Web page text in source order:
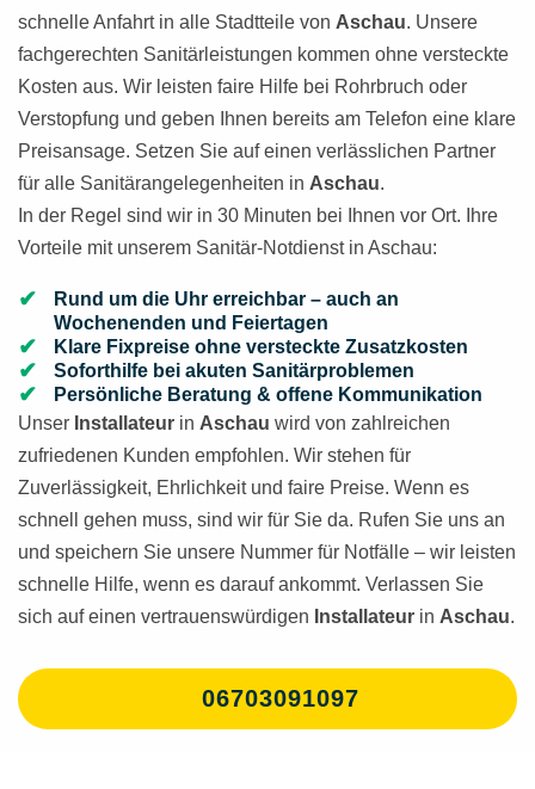
schnelle Anfahrt in alle Stadtteile von Aschau. Unsere
fachgerechten Sanitärleistungen kommen ohne versteckte
Kosten aus. Wir leisten faire Hilfe bei Rohrbruch oder
Verstopfung und geben Ihnen bereits am Telefon eine klare
Preisansage. Setzen Sie auf einen verlässlichen Partner
für alle Sanitärangelegenheiten in Aschau.
In der Regel sind wir in 30 Minuten bei Ihnen vor Ort. Ihre
Vorteile mit unserem Sanitär-Notdienst in Aschau:
Rund um die Uhr erreichbar – auch an
Wochenenden und Feiertagen
Klare Fixpreise ohne versteckte Zusatzkosten
Soforthilfe bei akuten Sanitärproblemen
Persönliche Beratung & offene Kommunikation
Unser Installateur in Aschau wird von zahlreichen
zufriedenen Kunden empfohlen. Wir stehen für
Zuverlässigkeit, Ehrlichkeit und faire Preise. Wenn es
schnell gehen muss, sind wir für Sie da. Rufen Sie uns an
und speichern Sie unsere Nummer für Notfälle – wir leisten
schnelle Hilfe, wenn es darauf ankommt. Verlassen Sie
sich auf einen vertrauenswürdigen Installateur in Aschau.
06703091097